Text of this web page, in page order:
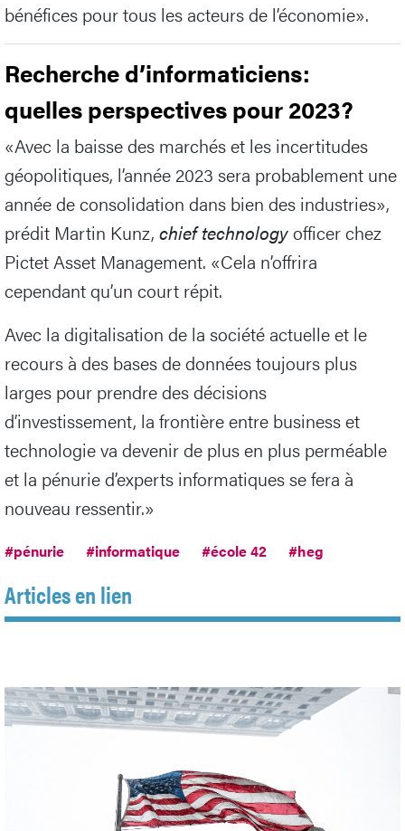
bénéfices pour tous les acteurs de l’économie».
Recherche d’informaticiens:
quelles perspectives pour 2023?
«Avec la baisse des marchés et les incertitudes
géopolitiques, l’année 2023 sera probablement une
année de consolidation dans bien des industries»,
prédit Martin Kunz, chief technologyofficer chez
Pictet Asset Management. «Cela n’offrira
cependant qu’un court répit.
Avec la digitalisation de la société actuelle et le
recours à des bases de données toujours plus
larges pour prendre des décisions
d’investissement, la frontière entre business et
technologie va devenir de plus en plus perméable
et la pénurie d’experts informatiques se fera à
nouveau ressentir.»
#pénurie #informatique #école 42 #heg
Articles en lien